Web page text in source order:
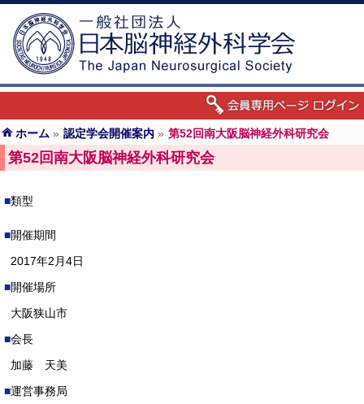
ホーム » 認定学会開催案内 » 第52回南大阪脳神経外科研究会
第52回南大阪脳神経外科研究会
類型
開催期間
2017年2月4日
開催場所
大阪狭山市
会長
加藤 天美
運営事務局